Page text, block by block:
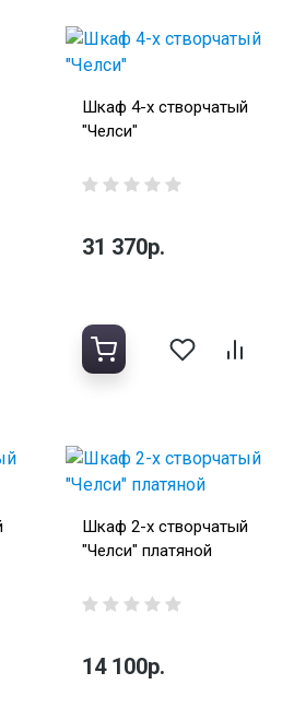
Шкаф 4-х створчатый
"Челси"
31 370р.
Шкаф 2-х створчатый
"Челси" платяной
14 100р.